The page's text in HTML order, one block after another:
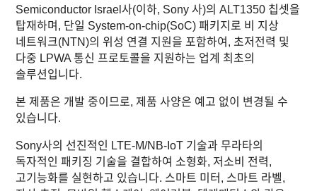
Semiconductor Israel사(이하, Sony 사)의 ALT1350 칩셋을
탑재하며, 단일 System-on-chip(SoC) 패키지로 비 지상
네트워크(NTN)의 위성 연결 지원을 포함하여, 초저전력 및
다중 LPWA 통신 프로토콜을 지원하는 업계 최초의
솔루션입니다.
본 제품은 개발 중이므로, 제품 사양은 예고 없이 변경될 수
있습니다.
Sony사의 선진적인 LTE-M/NB-IoT 기술과 무라타의
독자적인 패키징 기술을 결합하여 소형화, 저소비 전력,
고기능화를 실현하고 있습니다. 스마트 미터, 스마트 라벨,